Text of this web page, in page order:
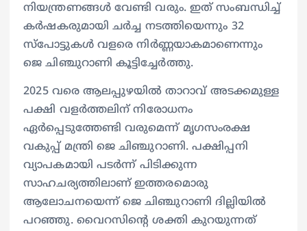
നിയന്ത്രണങ്ങള്‍ വേണ്ടി വരും. ഇത് സംബന്ധിച്ച്
കർഷകരുമായി ചർച്ച നടത്തിയെന്നും 32
സ്പോട്ടുകൾ വളരെ നിർണ്ണയാകമാണെന്നും
ജെ ചിഞ്ചുറാണി കൂട്ടിച്ചേര്‍ത്തു.
2025 വരെ ആലപ്പുഴയിൽ താറാവ് അടക്കമുള്ള
പക്ഷി വളർത്തലിന് നിരോധനം
ഏർപ്പെടുത്തേണ്ടി വരുമെന്ന് മൃഗസംരക്ഷ
വകുപ്പ് മന്ത്രി ജെ ചിഞ്ചുറാണി. പക്ഷിപ്പനി
വ്യാപകമായി പടർന്ന് പിടിക്കുന്ന
സാഹചര്യത്തിലാണ് ഇത്തരമൊരു
ആലോചനയെന്ന് ജെ ചിഞ്ചുറാണി ദില്ലിയില്‍
പറഞ്ഞു. വൈറസിന്‍റെ ശക്തി കുറയുന്നത്